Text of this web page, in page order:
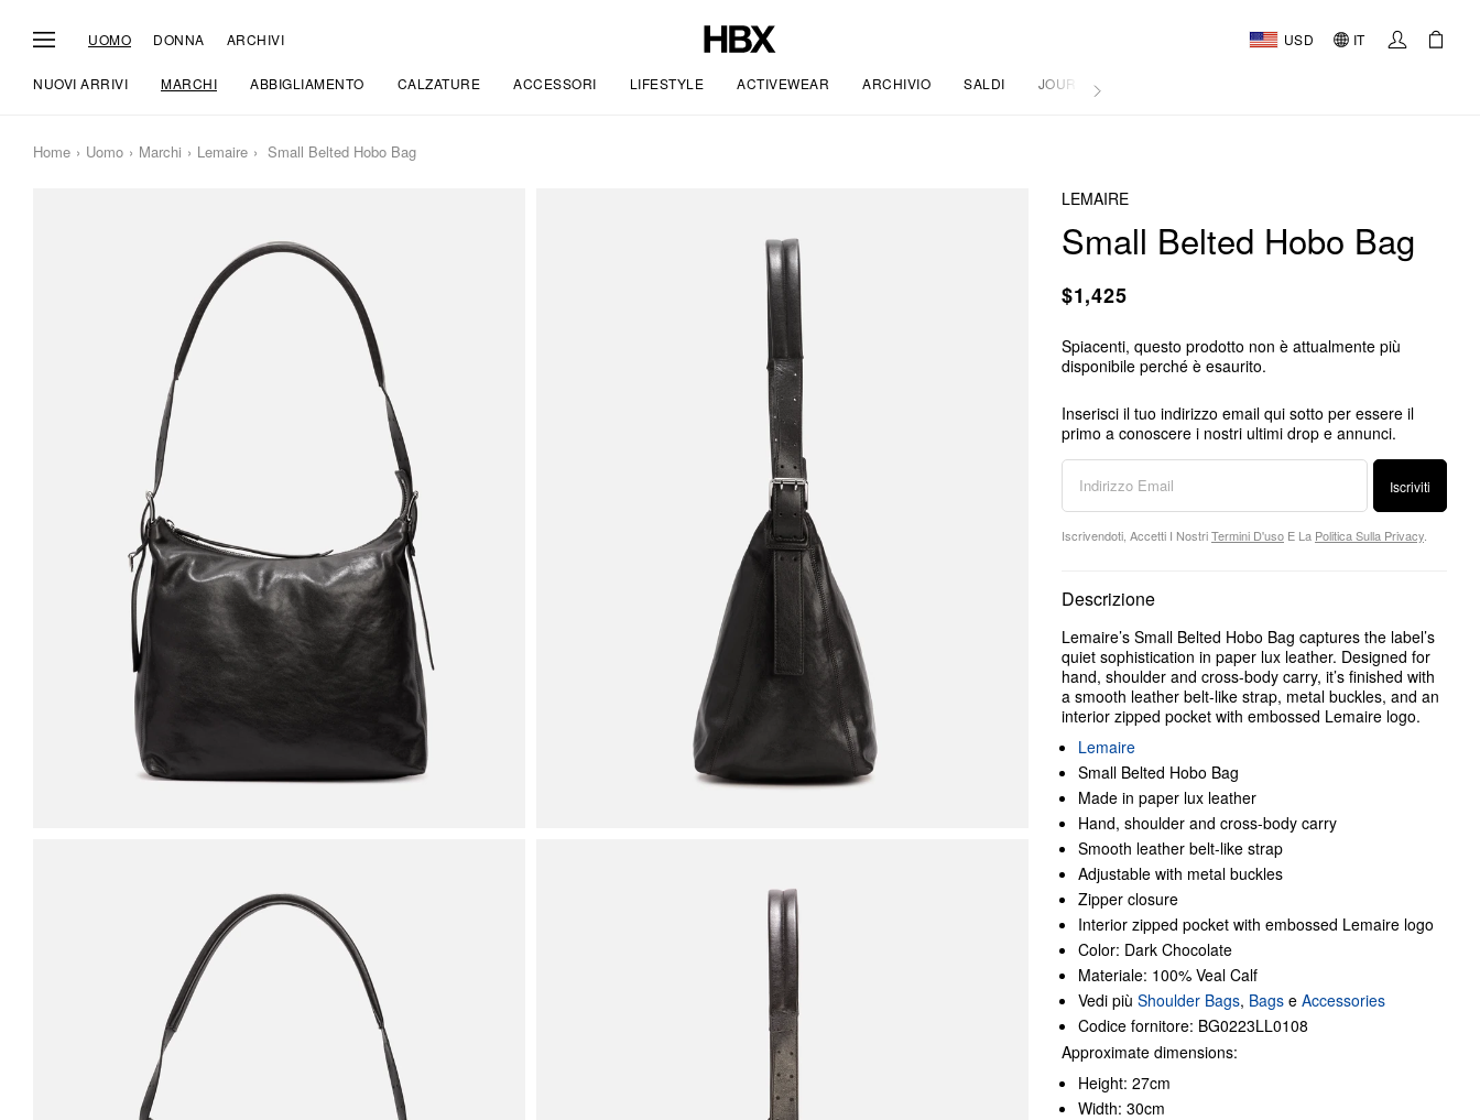
UOMO DONNA ARCHIVI USD IT
NUOVI ARRIVI MARCHI ABBIGLIAMENTO CALZATURE ACCESSORI LIFESTYLE ACTIVEWEAR ARCHIVIO SALDI JOURNAL
Home Uomo Marchi Lemaire Small Belted Hobo Bag
LEMAIRE
Small Belted Hobo Bag
$1,425
Spiacenti, questo prodotto non è attualmente più
disponibile perché è esaurito.
Inserisci il tuo indirizzo email qui sotto per essere il
primo a conoscere i nostri ultimi drop e annunci.
Iscriviti
Iscrivendoti, Accetti I NostriTermini D'uso E La Politica Sulla Privacy
Descrizione
Lemaire’s Small Belted Hobo Bag captures the label’s
quiet sophistication in paper lux leather. Designed for
hand, shoulder and cross-body carry, it’s finished with
a smooth leather belt-like strap, metal buckles, and an
interior zipped pocket with embossed Lemaire logo.
Lemaire
Small Belted Hobo Bag
Made in paper lux leather
Hand, shoulder and cross-body carry
Smooth leather belt-like strap
Adjustable with metal buckles
Zipper closure
Interior zipped pocket with embossed Lemaire logo
Color: Dark Chocolate
Materiale: 100% Veal Calf
Vedi più Shoulder Bags, Bags e Accessories
Codice fornitore: BG0223LL0108
Approximate dimensions:
Height: 27cm
Width: 30cm